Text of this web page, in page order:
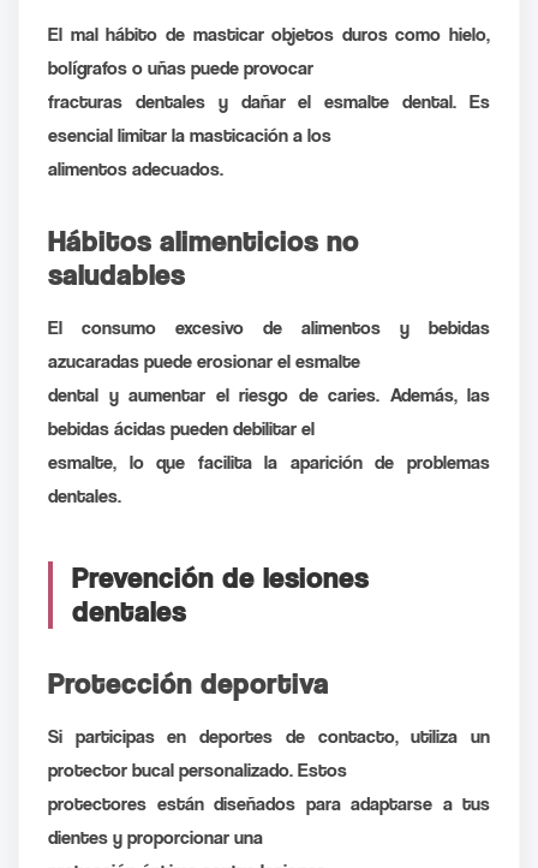
El mal hábito de masticar objetos duros como hielo,
bolígrafos o uñas puede provocar
fracturas dentales y dañar el esmalte dental. Es
esencial limitar la masticación a los
alimentos adecuados.
Hábitos alimenticios no
saludables
El consumo excesivo de alimentos y bebidas
azucaradas puede erosionar el esmalte
dental y aumentar el riesgo de caries. Además, las
bebidas ácidas pueden debilitar el
esmalte, lo que facilita la aparición de problemas
dentales.
Prevención de lesiones
dentales
Protección deportiva
Si participas en deportes de contacto, utiliza un
protector bucal personalizado. Estos
protectores están diseñados para adaptarse a tus
dientes y proporcionar una